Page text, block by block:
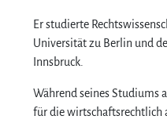
Er studierte
Universität zu Berlin und
Innsbruck.
Während seines Studiums
für die wirtschaftsrechtlich